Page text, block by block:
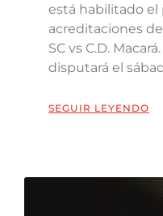
está habilitado el
acreditaciones
SC vs C.D.
disputará el
SEGUIR LEYENDO